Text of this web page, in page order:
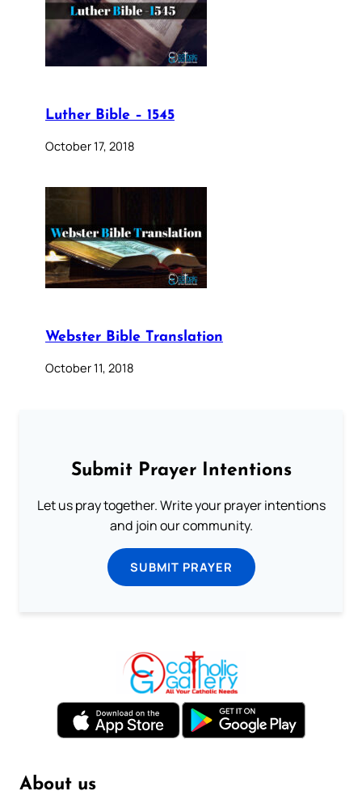
Luther Bible – 1545
October 17, 2018
Webster Bible Translation
October 11, 2018
Submit Prayer Intentions
Let us pray together. Write your prayer intentions
and join our community.
SUBMIT PRAYER
About us